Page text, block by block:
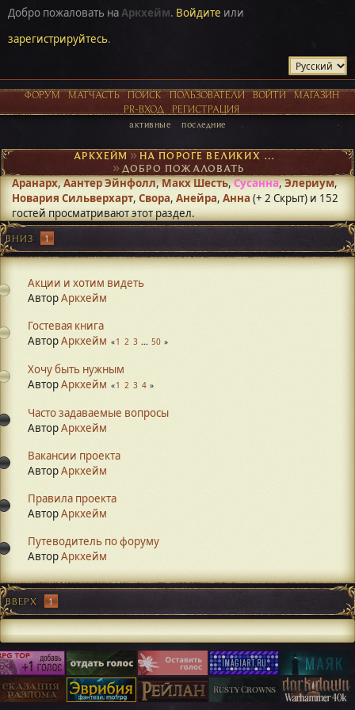
Добро пожаловать наАркхейм. Войдите или
зарегистрируйтесь.
ФОРУМ МАТЧАСТЬ ПОИСК ПОЛЬЗОВАТЕЛИ ВОЙТИ
МАГАЗИН
PR-ВХОД
РЕГИСТРАЦИЯ
активные последние
АРКХЕЙМ► НА ПОРОГЕ ВЕЛИКИХ ОТКРЫТИЙ
►ДОБРО ПОЖАЛОВАТЬ
Аранарх,Аантер Эйнфолл,Макх Шесть,Сусанна,Элериум,
Новария Сильверхарт, Свора, Анейра, Анна (+ 2 Скрыт) и 152
гостей просматривают этот раздел.
ВНИЗ 1
Акции и хотим видеть
АвторАркхейм
Гостевая книга
АвторАркхейм 1 2 3 ... 50
Хочу быть нужным
АвторАркхейм 1 2 3 4
Часто задаваемые вопросы
АвторАркхейм
Вакансии проекта
АвторАркхейм
Правила проекта
АвторАркхейм
Путеводитель по форуму
АвторАркхейм
ВВЕРХ 1